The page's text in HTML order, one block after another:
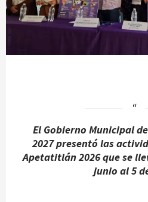
El Gobierno Municipal
2027 presentó las
Apetatitlán 2026 que se
junio al 5